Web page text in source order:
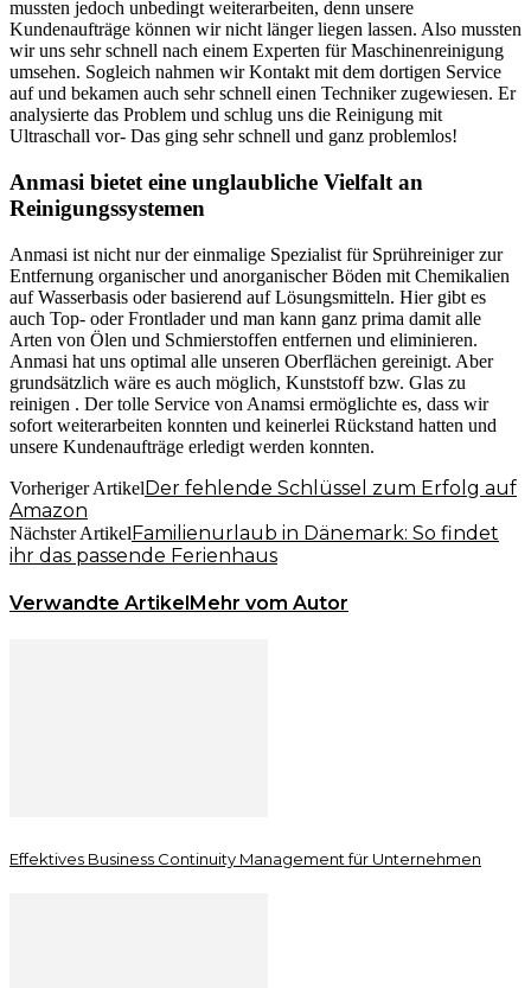
mussten jedoch unbedingt weiterarbeiten, denn unsere
Kundenaufträge können wir nicht länger liegen lassen. Also mussten
wir uns sehr schnell nach einem Experten für Maschinenreinigung
umsehen. Sogleich nahmen wir Kontakt mit dem dortigen Service
auf und bekamen auch sehr schnell einen Techniker zugewiesen. Er
analysierte das Problem und schlug uns die Reinigung mit
Ultraschall vor- Das ging sehr schnell und ganz problemlos!
Anmasi bietet eine unglaubliche Vielfalt an
Reinigungssystemen
Anmasi ist nicht nur der einmalige Spezialist für Sprühreiniger zur
Entfernung organischer und anorganischer Böden mit Chemikalien
auf Wasserbasis oder basierend auf Lösungsmitteln. Hier gibt es
auch Top- oder Frontlader und man kann ganz prima damit alle
Arten von Ölen und Schmierstoffen entfernen und eliminieren.
Anmasi hat uns optimal alle unseren Oberflächen gereinigt. Aber
grundsätzlich wäre es auch möglich, Kunststoff bzw. Glas zu
reinigen . Der tolle Service von Anamsi ermöglichte es, dass wir
sofort weiterarbeiten konnten und keinerlei Rückstand hatten und
unsere Kundenaufträge erledigt werden konnten.
Vorheriger ArtikelDer fehlende Schlüssel zum Erfolg auf
Amazon
Nächster ArtikelFamilienurlaub in Dänemark: So findet
ihr das passende Ferienhaus
Verwandte ArtikelMehr vom Autor
Effektives Business Continuity Management für Unternehmen